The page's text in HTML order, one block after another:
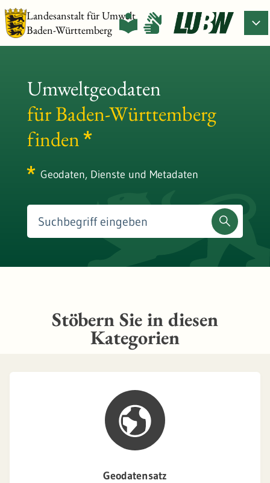
Landesanstalt für Umwelt
Baden-Württemberg
Umweltgeodaten
für Baden-Württemberg
finden
Geodaten, Dienste und Metadaten
Stöbern Sie in diesen
Kategorien
Geodatensatz